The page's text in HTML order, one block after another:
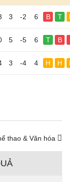
3 -2 6 B T
5 -5 6 T B
3 -4 4 H H
thao & Văn hóa